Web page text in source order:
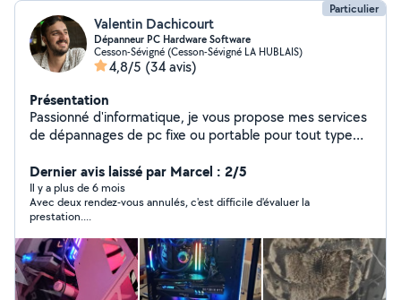
Particulier
Valentin Dachicourt
Dépanneur PC Hardware Software
Cesson-Sévigné (Cesson-Sévigné LA HUBLAIS)
4,8/5 (34 avis)
Présentation
Passionné d'informatique, je vous propose mes services
de dépannages de pc fixe ou portable pour tout type
propose également de l'assistance informatique divers
(comme par exemple de la mise en réseau d'une
imprimante, ou des conseils sur l'utilisation d'un
ordinateur et comment en prendre soin)
Dernier avis laissé par Marcel : 2/5
Il y a plus de 6 mois
Avec deux rendez-vous annulés, c'est difficile d'évaluer la
prestation....